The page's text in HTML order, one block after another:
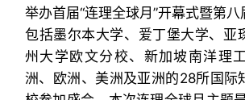
举办首届“连理全球月”开幕式暨第八
包括墨尔本大学、爱丁堡大学、亚
州大学欧文分校、新加坡南洋理
洲、欧洲、美洲及亚洲的28所国际